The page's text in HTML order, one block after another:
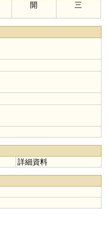
開 三
詳細資料